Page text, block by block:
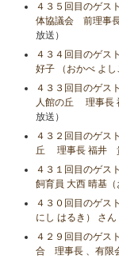
４３５回目のゲス
体協議会 前理事
放送）
４３４回目のゲス
好子 （おかべ よし
４３３回目のゲス
人館の丘 理事長
放送）
４３２回目のゲス
丘 理事長 福井
４３１回目のゲス
飼育員 大西 晴基
４３０回目のゲス
にし はるき） さん
４２９回目のゲス
合 理事長 、有限